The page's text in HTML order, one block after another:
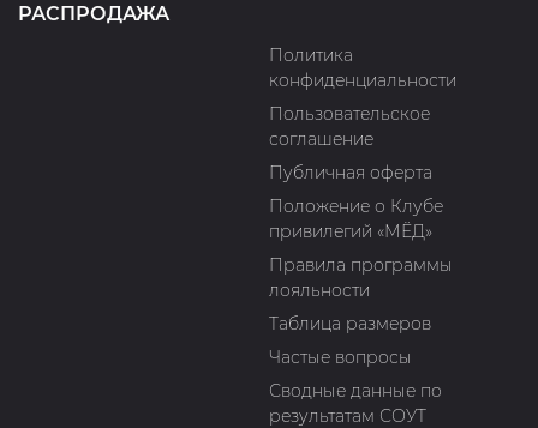
РАСПРОДАЖА
Политика
конфиденциальности
Пользовательское
соглашение
Публичная оферта
Положение о Клубе
привилегий «МЁД»
Правила программы
лояльности
Таблица размеров
Частые вопросы
Сводные данные по
результатам СОУТ